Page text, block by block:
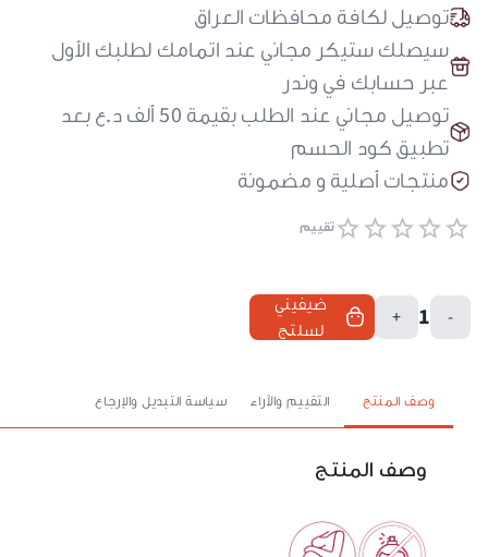
توصيل لكافة محافظات العراق
سيصلك ستيكر مجاني عند اتمامك لطلبك الأول
عبر حسابك في وندر
توصيل مجاني عند الطلب بقيمة 50 ألف د.ع بعد
تطبيق كود الحسم
منتجات أصلية و مضمونة
تقييم
-
1
+
ضيفيني
لسلتج
وصف المنتج التقييم والآراء سياسة التبديل والإرجاع
وصف المنتج